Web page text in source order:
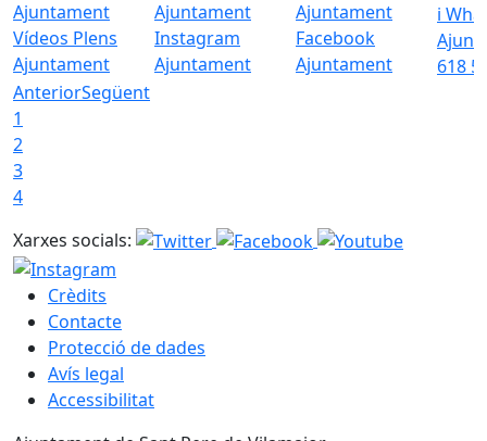
Vídeos Plens
Ajuntament
Instagram
Ajuntament
Facebook
Ajuntament
i
618
AnteriorSegüent
1
2
3
4
Xarxes socials:
Crèdits
Contacte
Protecció de dades
Avís legal
Accessibilitat